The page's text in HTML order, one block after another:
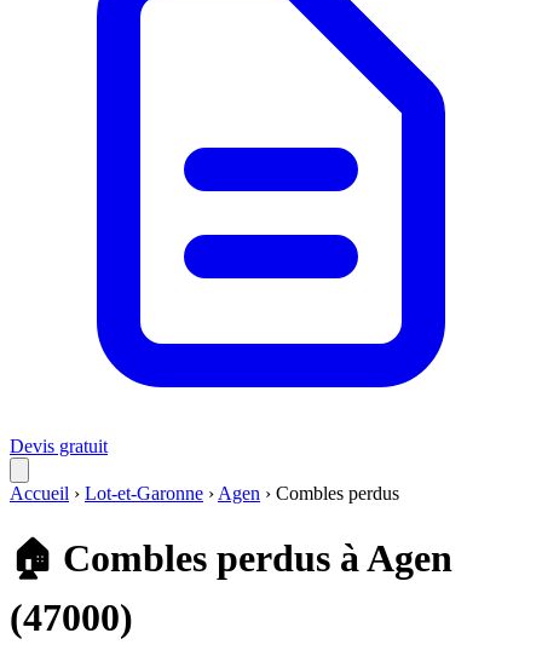
Devis gratuit
Accueil › Lot-et-Garonne › Agen › Combles perdus
🏠 Combles perdus à Agen
(47000)